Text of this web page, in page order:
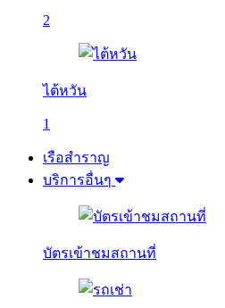
2
ไต้หวัน
1
เรือสำราญ
บริการอื่นๆ
บัตรเข้าชมสถานที่